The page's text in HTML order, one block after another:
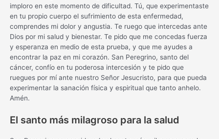
imploro en este momento de dificultad. Tú, que experimentaste
en tu propio cuerpo el sufrimiento de esta enfermedad,
comprendes mi dolor y angustia. Te ruego que intercedas ante
Dios por mi salud y bienestar. Te pido que me concedas fuerza
y esperanza en medio de esta prueba, y que me ayudes a
encontrar la paz en mi corazón. San Peregrino, santo del
cáncer, confío en tu poderosa intercesión y te pido que
ruegues por mí ante nuestro Señor Jesucristo, para que pueda
experimentar la sanación física y espiritual que tanto anhelo.
Amén.
El santo más milagroso para la salud